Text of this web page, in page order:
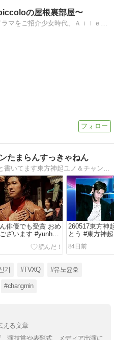
の屋根裏部屋〜
たまらんすっきゃねん
東方神起ユノチャンミンのこと書いてます東方神起ユノ＆チャンミンたまらんすっきゃねんmayukonoんち の第三章です！
俳優でも受賞 おめ
ざいます #yunho #
260517東方神
とう #東方神
#Changmin
84日前
기 #TVXQ #유노윤호
#changmin
える文章
演技賞や表彰式、メディア出演に